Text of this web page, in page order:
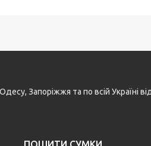
Запоріжжя та по всій Україні